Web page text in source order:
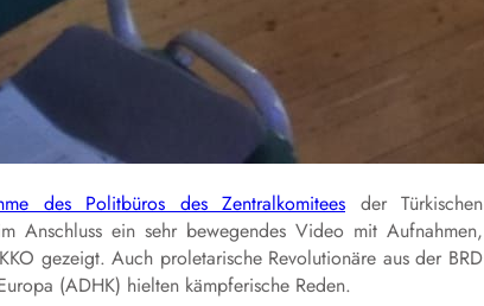
des Politbüros des Zentralkomitees der Türkischen
Anschluss ein sehr bewegendes Video mit Aufnahmen,
gezeigt. Auch proletarische Revolutionäre aus der BRD
(ADHK) hielten kämpferische Reden.